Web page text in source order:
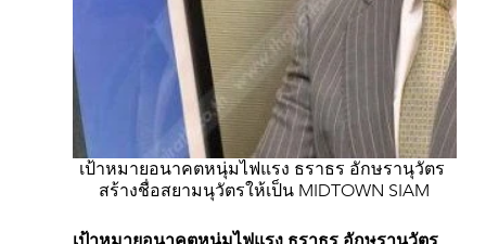
เป้าหมายอนาคตหนุ่มไฟแรง ธราธร อักษรานุวัตร
สร้างชื่อสยามนุวัตรให้เป็น MIDTOWN SIAM